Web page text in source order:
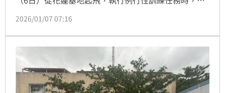
心，並投入海、空、陸軍機艦並協請空勤總隊、海巡署
低，增加搜救難度，截至今天（7日）清晨，失聯飛官
尚未尋獲。
2026/01/07 07:16